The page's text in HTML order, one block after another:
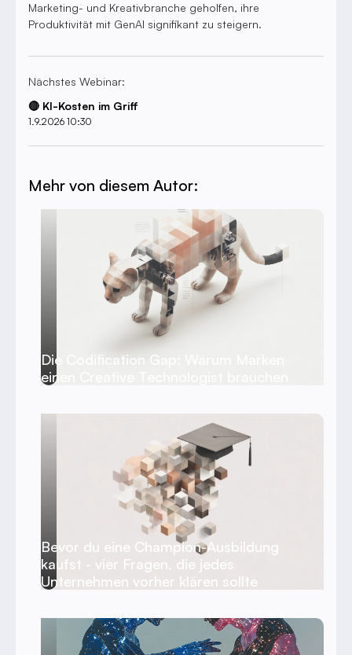
Marketing- und Kreativbranche geholfen, ihre
Produktivität mit GenAI signifikant zu steigern.
Nächstes Webinar:
🔴 KI-Kosten im Griff
1.9.2026 10:30
Mehr von diesem Autor:
Die Codification Gap: Warum Marken
einen Creative Technologist brauchen
Bevor du eine Champion-Ausbildung
kaufst - vier Fragen, die jedes
Unternehmen vorher klären sollte